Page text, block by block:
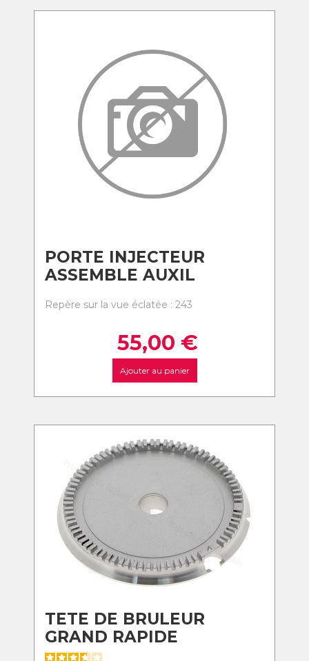
PORTE INJECTEUR
ASSEMBLE AUXIL
Repère sur la vue éclatée : 243
55,00 €
Ajouter au panier
TETE DE BRULEUR
GRAND RAPIDE